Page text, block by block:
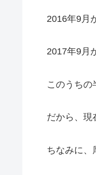
2016年9月
2017年9月
このうちの
だから、現
ちなみに、